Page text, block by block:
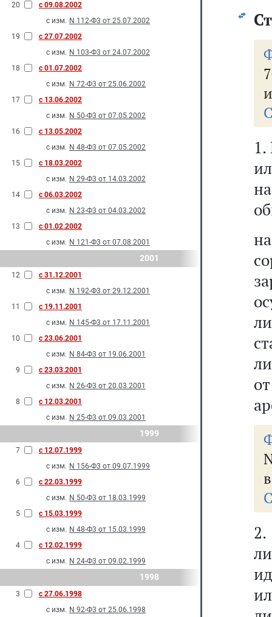
20
с 09.08.2002
с изм. N 112-Ф3 от 25.07.2002
19
с 27.07.2002
с изм. N 103-Ф3 от 24.07.2002
18
с 01.07.2002
с изм. N 72-Ф3 от 25.06.2002
17
с 13.06.2002
с изм. N 50-Ф3 от 07.05.2002
16
с 13.05.2002
с изм. N 48-Ф3 от 07.05.2002
15
с 18.03.2002
с изм. N 29-Ф3 от 14.03.2002
14
с 06.03.2002
с изм. N 23-Ф3 от 04.03.2002
13
с 01.02.2002
с изм. N 121-Ф3 от 07.08.2001
2001
12
с 31.12.2001
с изм. N 192-Ф3 от 29.12.2001
11
с 19.11.2001
с изм. N 145-Ф3 от 17.11.2001
10
с 23.06.2001
с изм. N 84-Ф3 от 19.06.2001
9
с 23.03.2001
с изм. N 26-Ф3 от 20.03.2001
8
с 12.03.2001
с изм. N 25-Ф3 от 09.03.2001
1999
7
с 12.07.1999
с изм. N 156-Ф3 от 09.07.1999
6
с 22.03.1999
с изм. N 50-Ф3 от 18.03.1999
5
с 15.03.1999
с изм. N 48-Ф3 от 15.03.1999
4
с 12.02.1999
с изм. N 24-Ф3 от 09.02.1999
1998
3
с 27.06.1998
с изм. N 92-Ф3 от 25.06.1998